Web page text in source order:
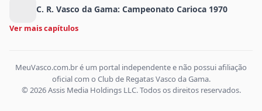
C. R. Vasco da Gama: Campeonato Carioca 1970
Ver mais capítulos
MeuVasco.com.br é um portal independente e não possui afiliação
oficial com o Club de Regatas Vasco da Gama.
© 2026 Assis Media Holdings LLC. Todos os direitos reservados.